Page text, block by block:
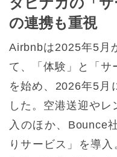
の連携も重視
Airbnbは2025年5月
て、「体験」と「サ
を始め、2026年5月
した。空港送迎や
入のほか、Bounce
りサービス」を導